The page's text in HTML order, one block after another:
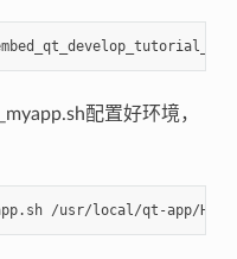
配置好环境，